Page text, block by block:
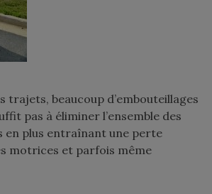
beaucoup d’embouteillages
pas à éliminer l’ensemble des
en plus entraînant une perte
motrices et parfois même